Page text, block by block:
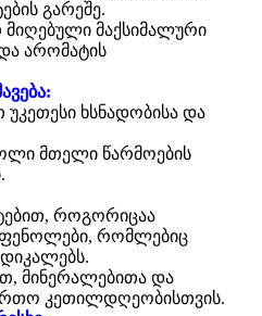
გარეშე.
მაქსიმალური
და არომატის
ხსნადობისა და
მთელი წარმოების
როგორიცაა
რომლებიც
მინერალებითა და
კეთილდღეობისთვის.